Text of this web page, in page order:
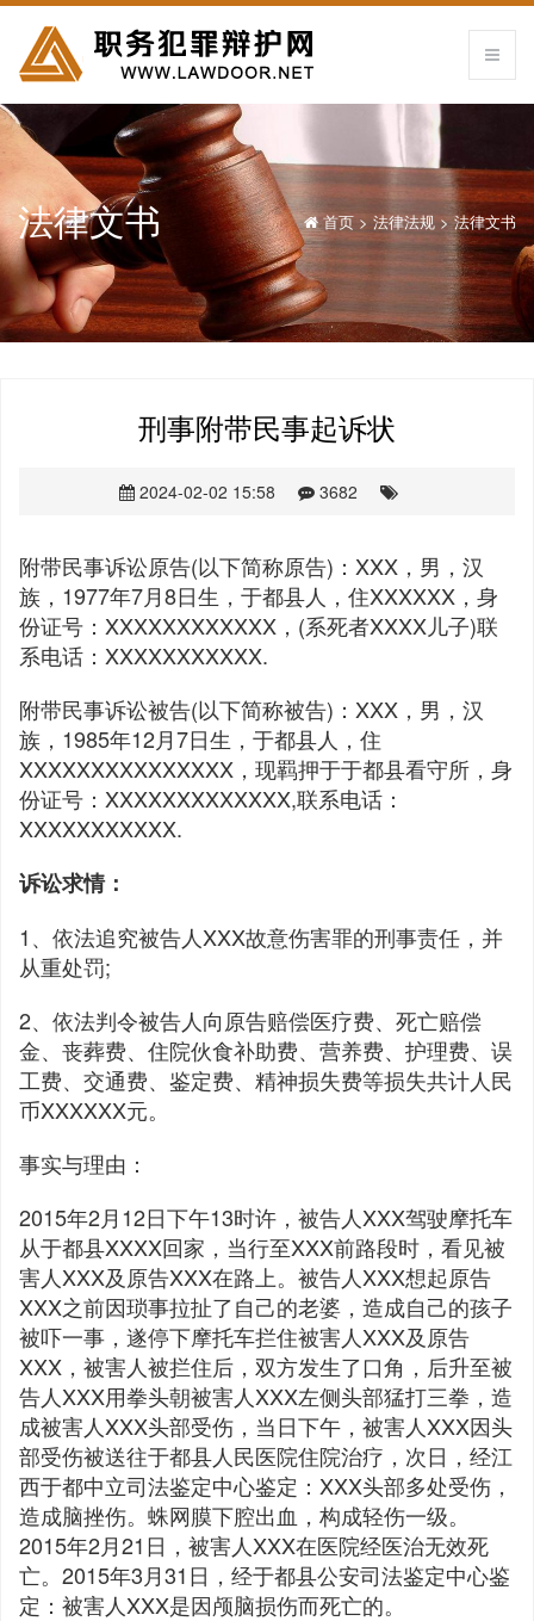
法律文书 首页> 法律法规>法律文书
刑事附带民事起诉状
2024-02-02 15:58 3682
附带民事诉讼原告(以下简称原告)：XXX，男，汉
族，1977年7月8日生，于都县人，住XXXXXX，身
份证号：XXXXXXXXXXXX，(系死者XXXX儿子)联
系电话：XXXXXXXXXXX.
附带民事诉讼被告(以下简称被告)：XXX，男，汉
族，1985年12月7日生，于都县人，住
XXXXXXXXXXXXXXX，现羁押于于都县看守所，身
份证号：XXXXXXXXXXXXX,联系电话：
XXXXXXXXXXX.
诉讼求情：
1、依法追究被告人XXX故意伤害罪的刑事责任，并
从重处罚;
2、依法判令被告人向原告赔偿医疗费、死亡赔偿
金、丧葬费、住院伙食补助费、营养费、护理费、误
工费、交通费、鉴定费、精神损失费等损失共计人民
币XXXXXX元。
事实与理由：
2015年2月12日下午13时许，被告人XXX驾驶摩托车
从于都县XXXX回家，当行至XXX前路段时，看见被
害人XXX及原告XXX在路上。被告人XXX想起原告
XXX之前因琐事拉扯了自己的老婆，造成自己的孩子
被吓一事，遂停下摩托车拦住被害人XXX及原告
XXX，被害人被拦住后，双方发生了口角，后升至被
告人XXX用拳头朝被害人XXX左侧头部猛打三拳，造
成被害人XXX头部受伤，当日下午，被害人XXX因头
部受伤被送往于都县人民医院住院治疗，次日，经江
西于都中立司法鉴定中心鉴定：XXX头部多处受伤，
造成脑挫伤。蛛网膜下腔出血，构成轻伤一级。
2015年2月21日，被害人XXX在医院经医治无效死
亡。2015年3月31日，经于都县公安司法鉴定中心鉴
定：被害人XXX是因颅脑损伤而死亡的。